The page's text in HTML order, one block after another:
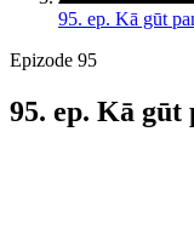
95. ep. Kā gūt
Epizode 95
95. ep. Kā gūt